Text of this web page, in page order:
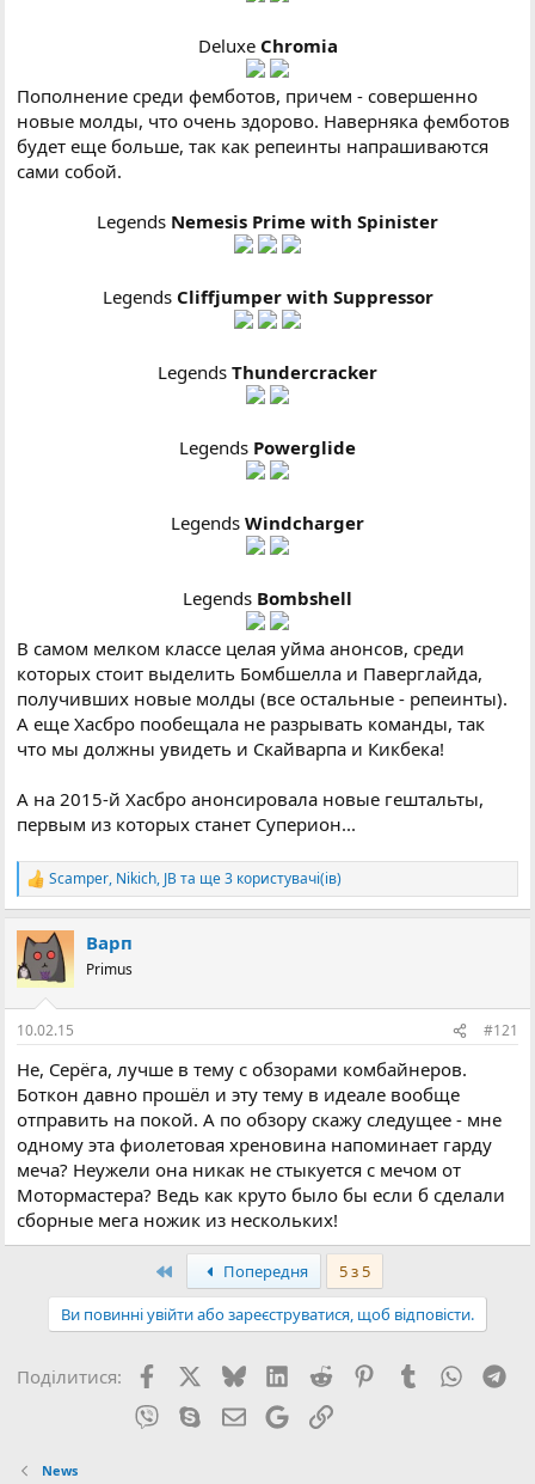
Deluxe Chromia
Пополнение среди фемботов, причем - совершенно
новые молды, что очень здорово. Наверняка фемботов
будет еще больше, так как репеинты напрашиваются
сами собой.
Legends Nemesis Prime with Spinister
Legends Cliffjumper with Suppressor
Legends Thundercracker
Legends Powerglide
Legends Windcharger
Legends Bombshell
В самом мелком классе целая уйма анонсов, среди
которых стоит выделить Бомбшелла и Паверглайда,
получивших новые молды (все остальные - репеинты).
А еще Хасбро пообещала не разрывать команды, так
что мы должны увидеть и Скайварпа и Кикбека!
А на 2015-й Хасбро анонсировала новые гештальты,
первым из которых станет Суперион...
Р
е
к
ц
і
Scamper, Nikich, JBта ще 3 користувачі(ів)
Варп
Primus
10.02.15 #121
Не, Серёга, лучше в тему с обзорами комбайнеров.
Боткон давно прошёл и эту тему в идеале вообще
отправить на покой. А по обзору скажу следущее - мне
одному эта фиолетовая хреновина напоминает гарду
меча? Неужели она никак не стыкуется с мечом от
Мотормастера? Ведь как круто было бы если б сделали
сборные мега ножик из нескольких!
ПершийПопередня
5 з 5
Ви повинні увійти або зареєструватися, щоб відповісти.
Поділитися: FacebookX (Twitter)
BlueskyLinkedIn
Reddit PinterestTumblr
Viber SkypeE-mailGoogleПосилання
News